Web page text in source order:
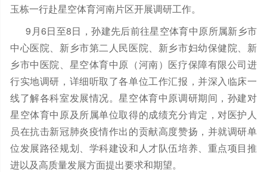
玉栋一行赴星空体育河南片区开展调研工作。
9月6日至8日，孙建先后前往星空体育中原所属新乡市
中心医院、新乡市第二人民医院、新乡市妇幼保健院、新
乡市中医院、星空体育中原（河南）医疗保障有限公司进
行实地调研，详细听取了各单位工作汇报，并深入临床一
线了解各科室发展情况。星空体育中原调研期间，孙建对
星空体育中原及所属单位取得的成绩充分肯定，对医护人
员在抗击新冠肺炎疫情作出的贡献高度赞扬，并就调研单
位发展路径规划、学科建设和人才队伍培养、重点项目推
进以及高质量发展方面提出要求和期望。